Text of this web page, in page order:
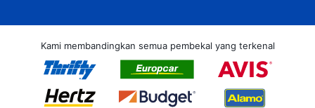
Kami membandingkan semua pembekal yang terkenal